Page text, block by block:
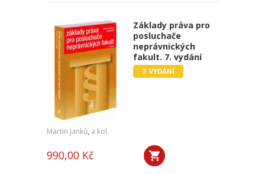
Základy práva pro
posluchače
neprávnických
fakult. 7. vydání
7. VYDÁNÍ
Martin Janků, a kol.
990,00 Kč